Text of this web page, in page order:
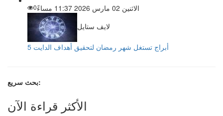
الاثنين 02 مارس 2026 11:37 مساءً
0
لايف ستايل
5 أبراج تستغل شهر رمضان لتحقيق أهداف الدايت
بحث سريع:
الأكثر قراءة الآن